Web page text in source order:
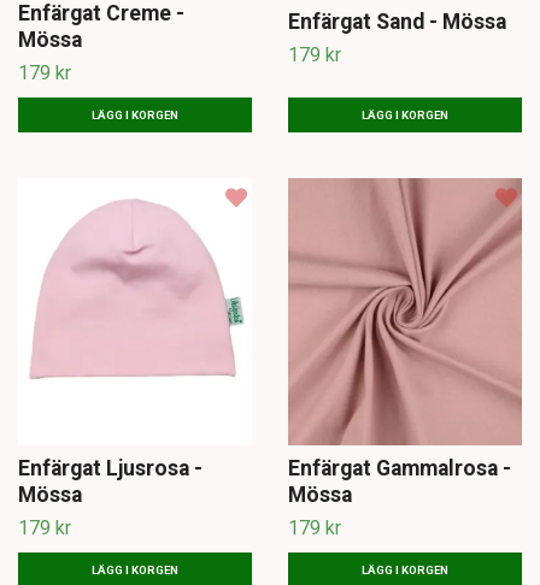
Enfärgat Creme -
Mössa
179 kr
LÄGG I KORGEN
Enfärgat Sand - Mössa
179 kr
LÄGG I KORGEN
Enfärgat Ljusrosa -
Mössa
179 kr
LÄGG I KORGEN
Enfärgat Gammalrosa -
Mössa
179 kr
LÄGG I KORGEN